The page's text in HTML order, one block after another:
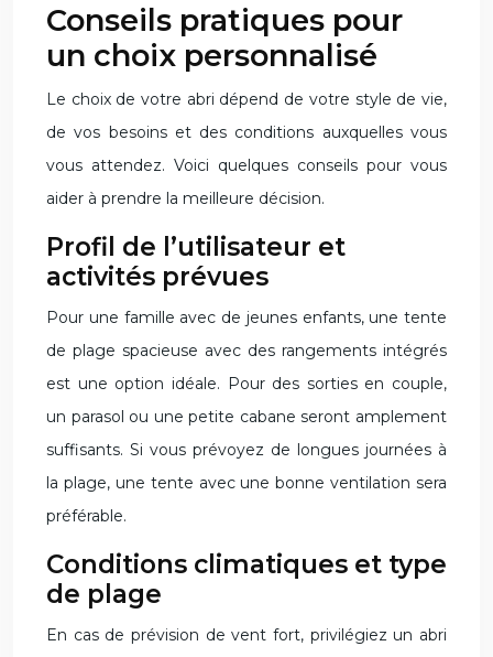
Conseils pratiques pour
un choix personnalisé
Le choix de votre abri dépend de votre style de vie,
de vos besoins et des conditions auxquelles vous
vous attendez. Voici quelques conseils pour vous
aider à prendre la meilleure décision.
Profil de l’utilisateur et
activités prévues
Pour une famille avec de jeunes enfants, une tente
de plage spacieuse avec des rangements intégrés
est une option idéale. Pour des sorties en couple,
un parasol ou une petite cabane seront amplement
suffisants. Si vous prévoyez de longues journées à
la plage, une tente avec une bonne ventilation sera
préférable.
Conditions climatiques et type
de plage
En cas de prévision de vent fort, privilégiez un abri